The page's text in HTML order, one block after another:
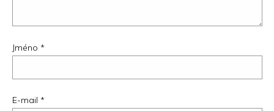
Jméno *
E-mail *